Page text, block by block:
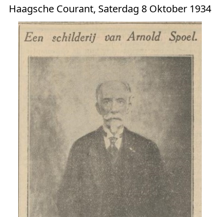
Haagsche Courant, Saterdag 8 Oktober 1934